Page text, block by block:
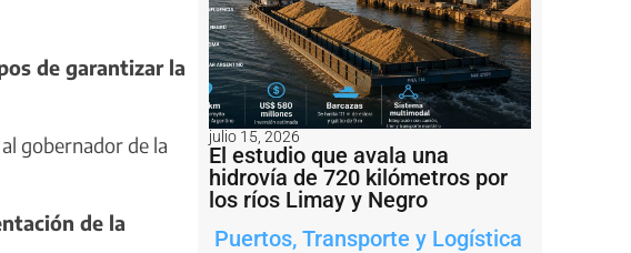
de garantizar la
gobernador de la
de la
julio 15, 2026
El estudio que avala una
hidrovía de 720 kilómetros por
los ríos Limay y Negro
Puertos, Transporte y Logística